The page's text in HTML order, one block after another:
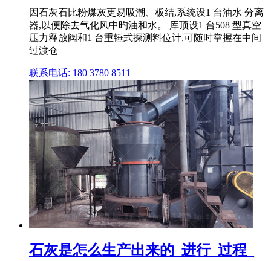
因石灰石比粉煤灰更易吸潮、板结,系统设1 台油水 分离
器,以便除去气化风中旳油和水。 库顶设1 台508 型真空
压力释放阀和1 台重锤式探测料位计,可随时掌握在中间
过渡仓
联系电话: 180 3780 8511
石灰是怎么生产出来的_进行_过程_